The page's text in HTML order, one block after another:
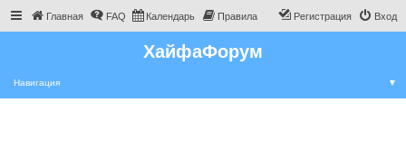
Главная FAQ Календарь Правила Вход
Регистрация
ХайфаФорум
Навигация ▼